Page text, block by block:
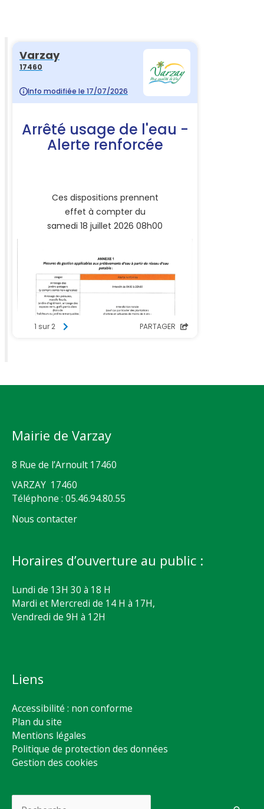
Mairie de Varzay
8 Rue de l’Arnoult 17460
VARZAY 17460
Téléphone : 05.46.94.80.55
Nous contacter
Horaires d’ouverture au public :
Lundi de 13H 30 à 18 H
Mardi et Mercredi de 14 H à 17H,
Vendredi de 9H à 12H
Liens
Accessibilité : non conforme
Plan du site
Mentions légales
Politique de protection des données
Gestion des cookies